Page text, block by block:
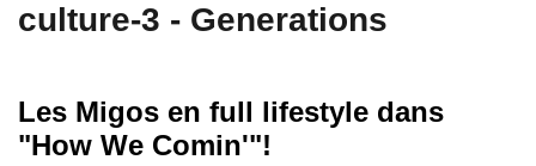
culture-3 - Generations
Les Migos en full lifestyle dans
"How We Comin'"!